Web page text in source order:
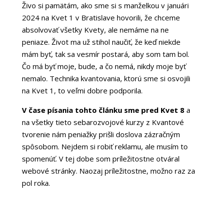
Živo si pamätám, ako sme si s manželkou v januári
2024 na Kvet 1 v Bratislave hovorili, že chceme
absolvovať všetky Kvety, ale nemáme na ne
peniaze. Život ma už stihol naučiť, že keď niekde
mám byť, tak sa vesmír postará, aby som tam bol.
Čo má byť moje, bude, a čo nemá, nikdy moje byť
nemalo. Technika kvantovania, ktorú sme si osvojili
na Kvet 1, to veľmi dobre podporila.
V čase písania tohto článku sme pred Kvet 8a
na všetky tieto sebarozvojové kurzy z Kvantové
tvorenie nám peniažky prišli doslova zázračným
spôsobom. Nejdem si robiť reklamu, ale musím to
spomenúť. V tej dobe som príležitostne otváral
webové stránky. Naozaj príležitostne, možno raz za
pol roka.